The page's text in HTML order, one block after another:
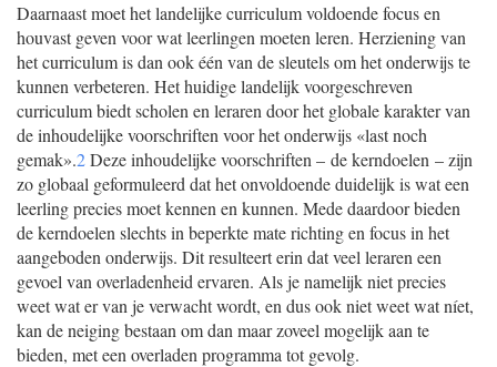
Daarnaast moet het landelijke curriculum voldoende focus en
houvast geven voor wat leerlingen moeten leren. Herziening van
het curriculum is dan ook één van de sleutels om het onderwijs te
kunnen verbeteren. Het huidige landelijk voorgeschreven
curriculum biedt scholen en leraren door het globale karakter van
de inhoudelijke voorschriften voor het onderwijs «last noch
gemak».2Deze inhoudelijke voorschriften – de kerndoelen – zijn
zo globaal geformuleerd dat het onvoldoende duidelijk is wat een
leerling precies moet kennen en kunnen. Mede daardoor bieden
de kerndoelen slechts in beperkte mate richting en focus in het
aangeboden onderwijs. Dit resulteert erin dat veel leraren een
gevoel van overladenheid ervaren. Als je namelijk niet precies
weet wat er van je verwacht wordt, en dus ook niet weet wat níet,
kan de neiging bestaan om dan maar zoveel mogelijk aan te
bieden, met een overladen programma tot gevolg.